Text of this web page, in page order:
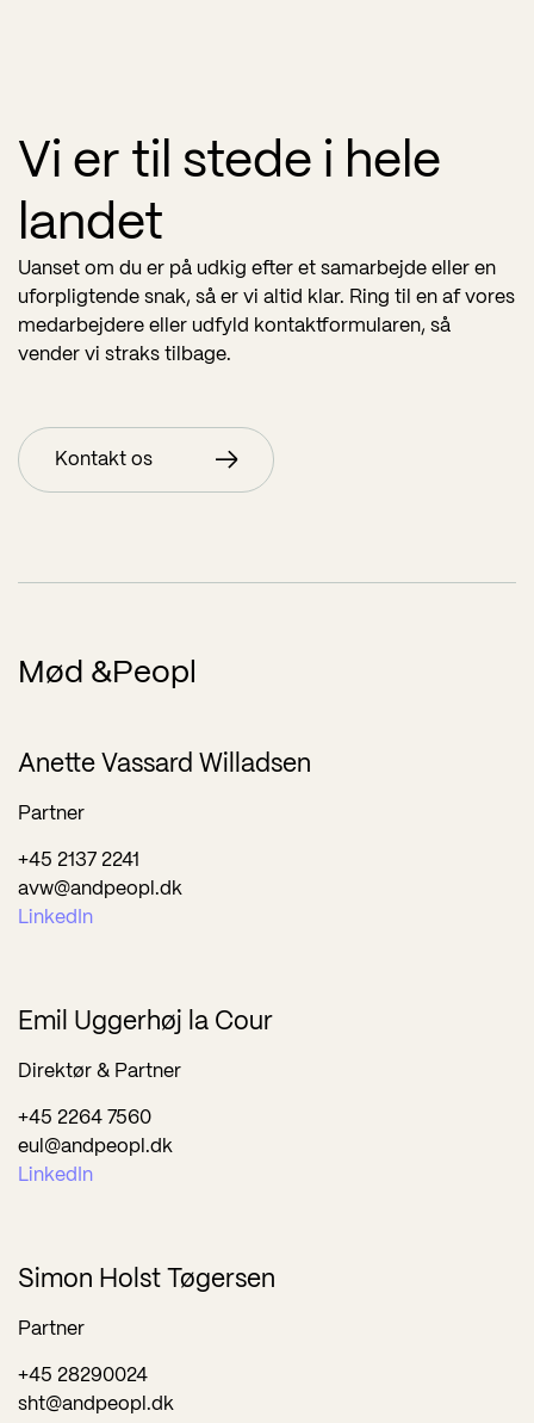
Vi er til stede i hele
landet
Uanset om du er på udkig efter et samarbejde eller en
uforpligtende snak, så er vi altid klar. Ring til en af vores
medarbejdere eller udfyld kontaktformularen, så
vender vi straks tilbage.
Kontakt os
Mød &Peopl
Anette Vassard Willadsen
Partner
+45 2137 2241
avw@andpeopl.dk
LinkedIn
Emil Uggerhøj la Cour
Direktør & Partner
+45 2264 7560
eul@andpeopl.dk
LinkedIn
Simon Holst Tøgersen
Partner
+45 28290024
sht@andpeopl.dk